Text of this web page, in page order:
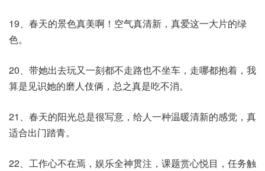
19、春天的景色真美啊！空气真清新，真爱这一大片的绿
色。
20、带她出去玩又一刻都不走路也不坐车，走哪都抱着，我
算是见识她的磨人伎俩，总之真是吃不消。
21、春天的阳光总是很写意，给人一种温暖清新的感觉，真
适合出门踏青。
22、工作心不在焉，娱乐全神贯注，课题赏心悦目，任务触